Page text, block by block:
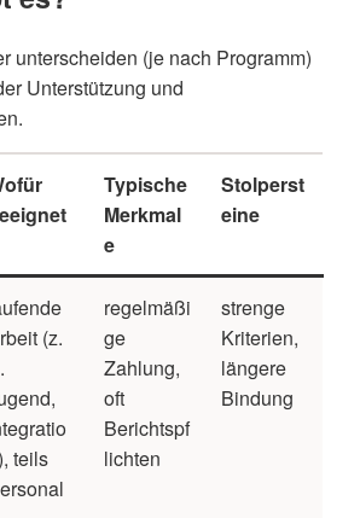
unterscheiden (je nach Programm)
Unterstützung und
Typische
Merkmal
e
Stolperst
eine
(z.
teils
regelmäßi
ge
Zahlung,
oft
Berichtspf
lichten
strenge
Kriterien,
längere
Bindung